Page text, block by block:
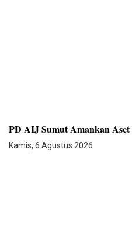
PD AIJ Sumut Amankan Aset
Kamis, 6 Agustus 2026